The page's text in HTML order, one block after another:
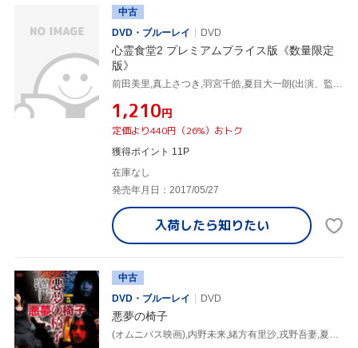
中古
DVD・ブルーレイ
DVD
心霊食堂2 プレミアムプライス版《数量限定
版》
前田美里,真上さつき,羽宮千皓,夏目大一朗(出演、監督、脚本),福谷孝宏(出演、監督、プロデューサー),佐々木勝己(監督、脚本、撮影)
¥1,210円
定価より440円（26%）おトク
獲得ポイント 11P
在庫なし
発売年月日：2017/05/27
入荷したら知りたい
中古
DVD・ブルーレイ
DVD
悪夢の椅子
(オムニバス映画),内野未来,緒方有里沙,戎野吾妻,夏目大一朗(監督、脚本、編集),福谷孝宏(監督、脚本、プロデューサー),kuma(alfred)(音楽),高橋剛(音楽)